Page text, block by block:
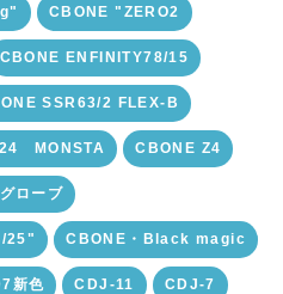
CBONE "ZERO2
CBONE ENFINITY78/15
SSR63/2 FLEX-B
MONSTA CBONE Z4
ローブ
25" CBONE・Black magic
新色 CDJ-11 CDJ-7